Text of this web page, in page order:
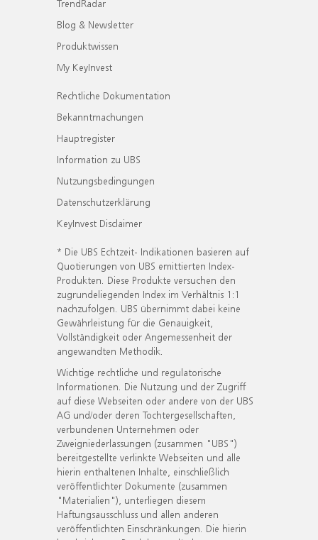
TrendRadar
Blog & Newsletter
Produktwissen
My KeyInvest
Rechtliche Dokumentation
Bekanntmachungen
Hauptregister
Information zu UBS
Nutzungsbedingungen
Datenschutzerklärung
KeyInvest Disclaimer
* Die UBS Echtzeit- Indikationen basieren auf
Quotierungen von UBS emittierten Index-
Produkten. Diese Produkte versuchen den
zugrundeliegenden Index im Verhältnis 1:1
nachzufolgen. UBS übernimmt dabei keine
Gewährleistung für die Genauigkeit,
Vollständigkeit oder Angemessenheit der
angewandten Methodik.
Wichtige rechtliche und regulatorische
Informationen. Die Nutzung und der Zugriff
auf diese Webseiten oder andere von der UBS
AG und/oder deren Tochtergesellschaften,
verbundenen Unternehmen oder
Zweigniederlassungen (zusammen "UBS")
bereitgestellte verlinkte Webseiten und alle
hierin enthaltenen Inhalte, einschließlich
veröffentlichter Dokumente (zusammen
"Materialien"), unterliegen diesem
Haftungsausschluss und allen anderen
veröffentlichten Einschränkungen. Die hierin